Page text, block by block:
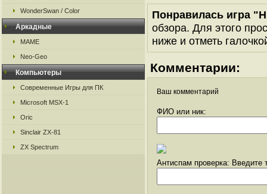
WonderSwan / Color
Аркадные
MAME
Neo-Geo
Компьютеры
Современные Игры для ПК
Microsoft MSX-1
Oric
Sinclair ZX-81
ZX Spectrum
Понравилась игра
обзора. Для этого
ниже и отметь
Комментарии:
Ваш комментарий
ФИО или ник:
Антиспам проверка: Введите